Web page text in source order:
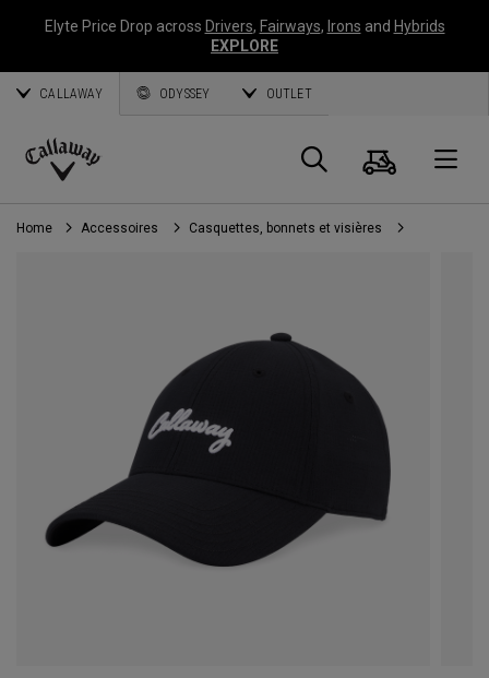
Elyte Price Drop across Drivers, Fairways, Irons and Hybrids
EXPLORE
CALLAWAY ODYSSEY OUTLET
Callaway
Golf
Panier
Home Accessoires Casquettes, bonnets et visières